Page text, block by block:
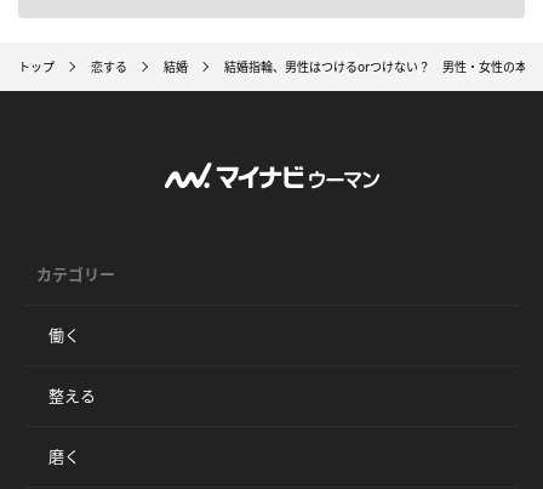
トップ 恋する 結婚 結婚指輪、男性はつけるorつけない？ 男性・女性の本音
カテゴリー
働く
整える
磨く